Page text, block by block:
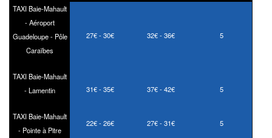
TAXI Baie-Mahault
- Aéroport
Guadeloupe - Pôle
Caraïbes
27€ - 30€ 32€ - 36€ 5
TAXI Baie-Mahault
- Lamentin
31€ - 35€ 37€ - 42€ 5
TAXI Baie-Mahault
- Pointe à Pitre
22€ - 26€ 27€ - 31€ 5